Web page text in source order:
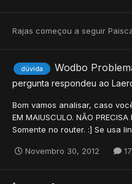
Rajas começou a seguir
dúvida Wodbo
pergunta respondeu ao
Bom vamos analisar, caso
EM MAIUSCULO. NÃO PRECISA
Somente no router. :] Se usa
Novembro 30, 2012